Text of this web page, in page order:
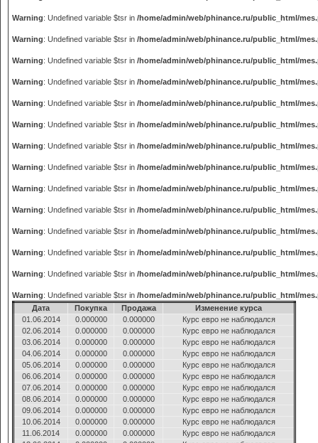
Warning: Undefined variable $tsr in /home/admin/web/phinance.ru/public_html/
Warning: Undefined variable $tsr in /home/admin/web/phinance.ru/public_html/
Warning: Undefined variable $tsr in /home/admin/web/phinance.ru/public_html/
Warning: Undefined variable $tsr in /home/admin/web/phinance.ru/public_html/
Warning: Undefined variable $tsr in /home/admin/web/phinance.ru/public_html/
Warning: Undefined variable $tsr in /home/admin/web/phinance.ru/public_html/
Warning: Undefined variable $tsr in /home/admin/web/phinance.ru/public_html/
Warning: Undefined variable $tsr in /home/admin/web/phinance.ru/public_html/
Warning: Undefined variable $tsr in /home/admin/web/phinance.ru/public_html/
Warning: Undefined variable $tsr in /home/admin/web/phinance.ru/public_html/
Warning: Undefined variable $tsr in /home/admin/web/phinance.ru/public_html/
Warning: Undefined variable $tsr in /home/admin/web/phinance.ru/public_html/
Warning: Undefined variable $tsr in /home/admin/web/phinance.ru/public_html/
Warning: Undefined variable $tsr in /home/admin/web/phinance.ru/public_html/
Дата
Покупка Продажа
Изменение курса
01.06.2014
0.000000 0.000000
Курс евро не наблюдался
02.06.2014
0.000000 0.000000
Курс евро не наблюдался
03.06.2014
0.000000 0.000000
Курс евро не наблюдался
04.06.2014
0.000000 0.000000
Курс евро не наблюдался
05.06.2014
0.000000 0.000000
Курс евро не наблюдался
06.06.2014
0.000000 0.000000
Курс евро не наблюдался
07.06.2014
0.000000 0.000000
Курс евро не наблюдался
08.06.2014
0.000000 0.000000
Курс евро не наблюдался
09.06.2014
0.000000 0.000000
Курс евро не наблюдался
10.06.2014
0.000000 0.000000
Курс евро не наблюдался
11.06.2014
0.000000 0.000000
Курс евро не наблюдался